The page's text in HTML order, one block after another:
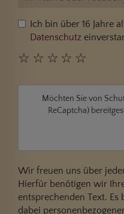
Ich bin über 16 Jahre
Datenschutz
☆
☆
☆
☆
☆
Möchten Sie von
ReCaptcha)
Wir freuen uns über
Hierfür benötigen wir
entsprechenden Text.
dabei